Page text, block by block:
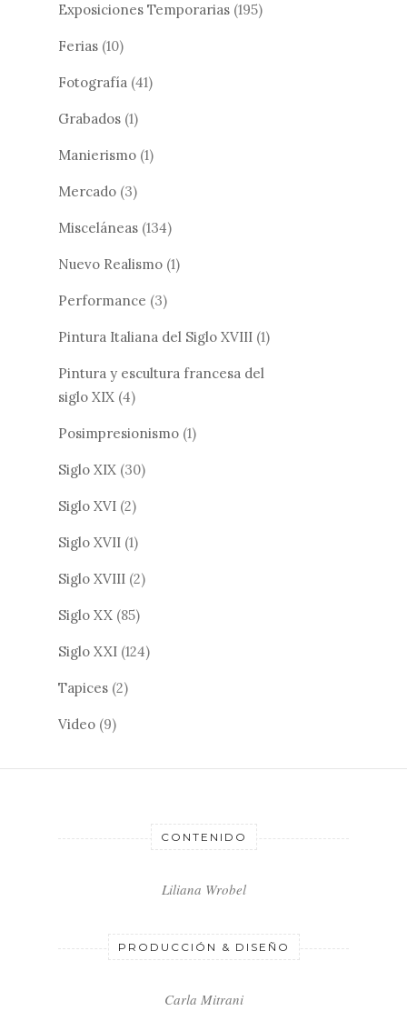
Exposiciones Temporarias (195)
Ferias (10)
Fotografía (41)
Grabados (1)
Manierismo (1)
Mercado (3)
Misceláneas (134)
Nuevo Realismo (1)
Performance (3)
Pintura Italiana del Siglo XVIII (1)
Pintura y escultura francesa del
siglo XIX (4)
Posimpresionismo (1)
Siglo XIX (30)
Siglo XVI (2)
Siglo XVII (1)
Siglo XVIII (2)
Siglo XX (85)
Siglo XXI (124)
Tapices (2)
Video (9)
CONTENIDO
Liliana Wrobel
PRODUCCIÓN & DISEÑO
Carla Mitrani